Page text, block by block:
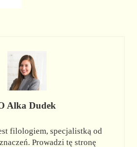
Alka Dudek
filologiem, specjalistką od
Prowadzi tę stronę